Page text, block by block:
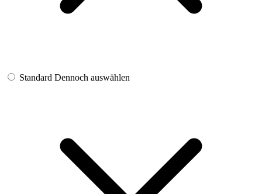
Standard Dennoch auswählen